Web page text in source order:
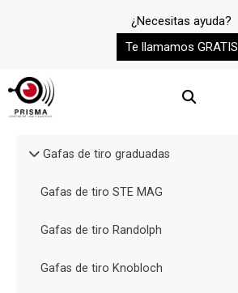
¿Necesitas ayuda?
Te llamamos GRATIS
Gafas de tiro graduadas
Gafas de tiro STE MAG
Gafas de tiro Randolph
Gafas de tiro Knobloch